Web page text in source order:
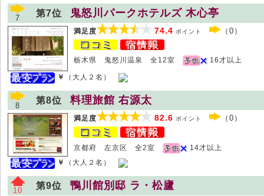
7 第7位 鬼怒川パークホテルズ 木心亭
満足度 74.4 ポイント （0）
栃木県 鬼怒川温泉 全12室 16才以上
￥ （大人２名）
8 第8位 料理旅館 右源太
満足度 82.6 ポイント （0）
京都府 左京区 全2室
14才以上
￥
（大人２名）
10 第9位 鴨川館別邸 ラ・松廬